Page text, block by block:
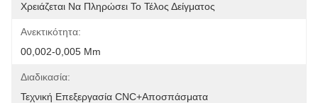
Χρειάζεται Να Πληρώσει Το Τέλος Δείγματος
Ανεκτικότητα:
00,002-0,005 Mm
Διαδικασία:
Τεχνική Επεξεργασία CNC+αποσπάσματα